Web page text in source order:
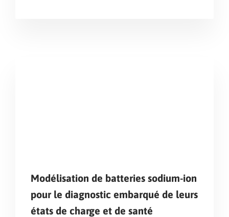
Modélisation de batteries sodium-ion
pour le diagnostic embarqué de leurs
états de charge et de santé